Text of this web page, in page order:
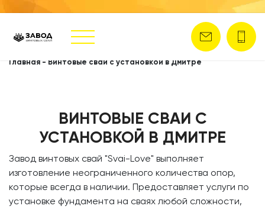
Главная - Винтовые сваи с установкой в Дмитре
ВИНТОВЫЕ СВАИ С
УСТАНОВКОЙ В ДМИТРЕ
​Завод винтовых свай "Svai-Love" выполняет
изготовление неограниченного количества опор,
которые всегда в наличии. Предоставляет услуги по
установке фундамента на сваях любой сложности,